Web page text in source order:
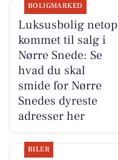
BOLIGMARKED
Luksusbolig netop
kommet til salg i
Nørre Snede: Se
hvad du skal
smide for Nørre
Snedes dyreste
adresser her
BILER